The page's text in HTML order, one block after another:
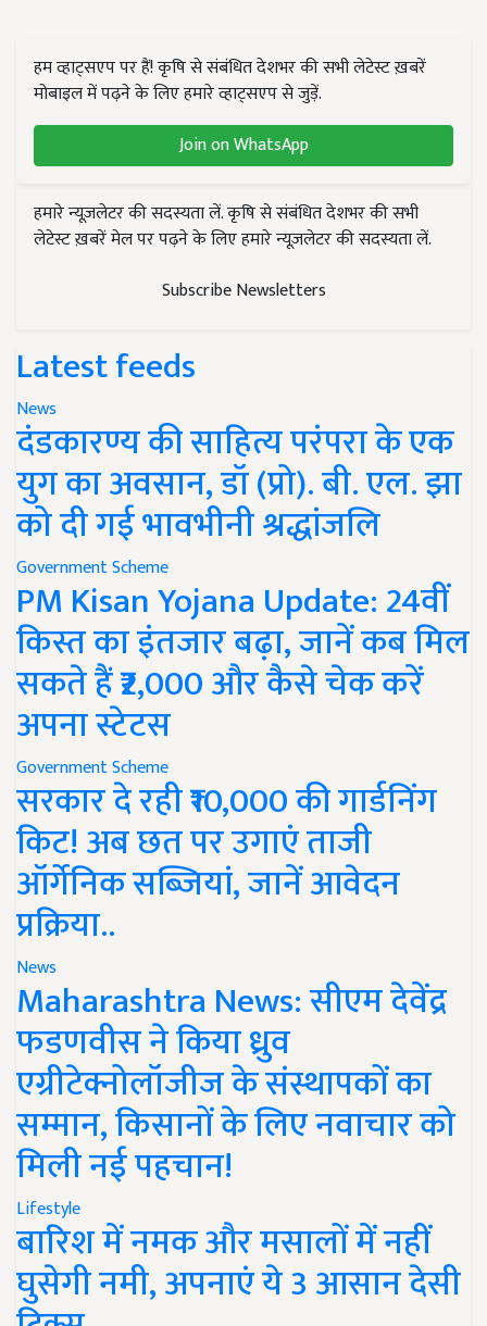
हम व्हाट्सएप पर हैं! कृषि से संबंधित देशभर की सभी लेटेस्ट ख़बरें
मोबाइल में पढ़ने के लिए हमारे व्हाट्सएप से जुड़ें.
Join on WhatsApp
हमारे न्यूज़लेटर की सदस्यता लें. कृषि से संबंधित देशभर की सभी
लेटेस्ट ख़बरें मेल पर पढ़ने के लिए हमारे न्यूज़लेटर की सदस्यता लें.
Subscribe Newsletters
Latest feeds
News
दंडकारण्य की साहित्य परंपरा के एक
युग का अवसान, डॉ (प्रो). बी. एल. झा
को दी गई भावभीनी श्रद्धांजलि
Government Scheme
PM Kisan Yojana Update: 24वीं
किस्त का इंतजार बढ़ा, जानें कब मिल
सकते हैं ₹2,000 और कैसे चेक करें
अपना स्टेटस
Government Scheme
सरकार दे रही ₹10,000 की गार्डनिंग
किट! अब छत पर उगाएं ताजी
ऑर्गेनिक सब्जियां, जानें आवेदन
प्रक्रिया..
News
Maharashtra News: सीएम देवेंद्र
फडणवीस ने किया ध्रुव
एग्रीटेक्नोलॉजीज के संस्थापकों का
सम्मान, किसानों के लिए नवाचार को
मिली नई पहचान!
Lifestyle
बारिश में नमक और मसालों में नहीं
घुसेगी नमी, अपनाएं ये 3 आसान देसी